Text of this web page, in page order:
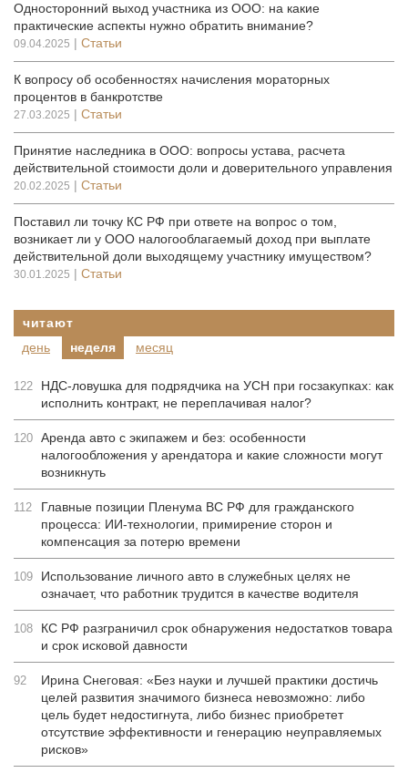
Односторонний выход участника из ООО: на какие
практические аспекты нужно обратить внимание?
09.04.2025 | Статьи
К вопросу об особенностях начисления мораторных
процентов в банкротстве
27.03.2025 | Статьи
Принятие наследника в ООО: вопросы устава, расчета
действительной стоимости доли и доверительного управления
20.02.2025 | Статьи
Поставил ли точку КС РФ при ответе на вопрос о том,
возникает ли у ООО налогооблагаемый доход при выплате
действительной доли выходящему участнику имуществом?
30.01.2025 | Статьи
читают
день
неделя месяц
122
НДС-ловушка для подрядчика на УСН при госзакупках: как
исполнить контракт, не переплачивая налог?
120 Аренда авто с экипажем и без: особенности
налогообложения у арендатора и какие сложности могут
возникнуть
112
Главные позиции Пленума ВС РФ для гражданского
процесса: ИИ-технологии, примирение сторон и
компенсация за потерю времени
109
Использование личного авто в служебных целях не
означает, что работник трудится в качестве водителя
108
КС РФ разграничил срок обнаружения недостатков товара
и срок исковой давности
92
Ирина Снеговая: «Без науки и лучшей практики достичь
целей развития значимого бизнеса невозможно: либо
цель будет недостигнута, либо бизнес приобретет
отсутствие эффективности и генерацию неуправляемых
рисков»